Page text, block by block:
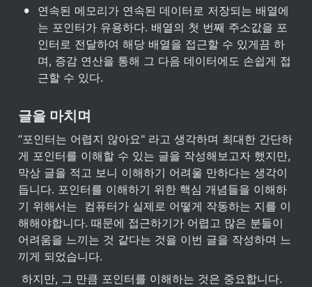
•
연속된 메모리가 연속된 데이터로 저장되는 배열에
는 포인터가 유용하다. 배열의 첫 번째 주소값을 포
인터로 전달하여 해당 배열을 접근할 수 있게끔 하
며, 증감 연산을 통해 그 다음 데이터에도 손쉽게 접
근할 수 있다.
글을 마치며
“포인터는 어렵지 않아요" 라고 생각하며 최대한 간단하
게 포인터를 이해할 수 있는 글을 작성해보고자 했지만,
막상 글을 적고 보니 이해하기 어려울 만하다는 생각이
듭니다. 포인터를 이해하기 위한 핵심 개념들을 이해하
기 위해서는  컴퓨터가 실제로 어떻게 작동하는 지를 이
해해야합니다. 때문에 접근하기가 어렵고 많은 분들이
어려움을 느끼는 것 같다는 것을 이번 글을 작성하며 느
끼게 되었습니다.